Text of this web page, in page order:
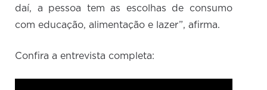
daí, a pessoa tem as escolhas de consumo
com educação, alimentação e lazer”, afirma.
Confira a entrevista completa: